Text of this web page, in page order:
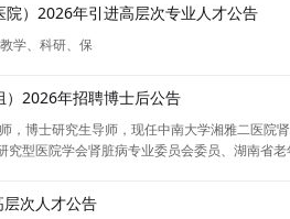
）2026年引进高层次专业人才公告
学、科研、保
2026年招聘博士后公告
，博士研究生导师，现任中南大学湘雅二医
型医院学会肾脏病专业委员会委员、湖南省
次人才公告